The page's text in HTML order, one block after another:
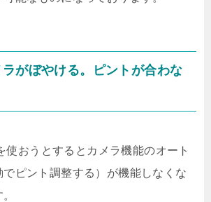
ラがぼやける。ピントが合わな
使おうとするとカメラ機能のオート
ピント調整する）が機能しなくな